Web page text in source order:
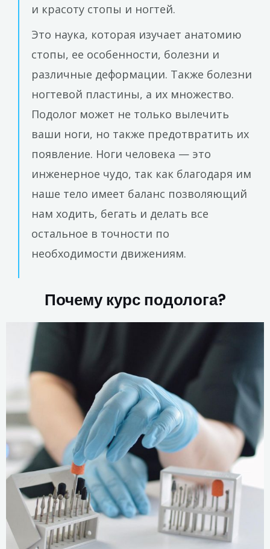
и красоту стопы и ногтей.
Это наука, которая изучает анатомию
стопы, ее особенности, болезни и
различные деформации. Также болезни
ногтевой пластины, а их множество.
Подолог может не только вылечить
ваши ноги, но также предотвратить их
появление. Ноги человека — это
инженерное чудо, так как благодаря им
наше тело имеет баланс позволяющий
нам ходить, бегать и делать все
остальное в точности по
необходимости движениям.
Почему курс подолога?